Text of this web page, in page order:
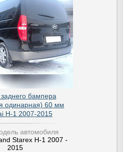
бампера
одинарная) 60 мм
H-1 2007-2015
автомобиля
Starex H-1 2007 -
2015